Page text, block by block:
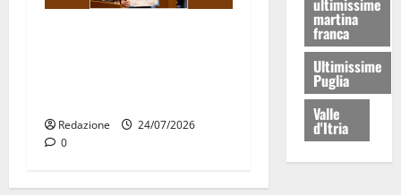
Redazione
24/07/2026
0
ultimissime
martina
franca
Ultimissime
Puglia
Valle
d'Itria